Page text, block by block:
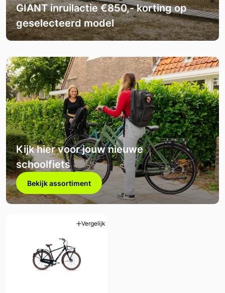
GIANT inruilactie €850,- korting op
geselecteerd model
Kijk hier voor jouw nieuwe
schoolfiets
Bekijk assortiment
Vergelijk